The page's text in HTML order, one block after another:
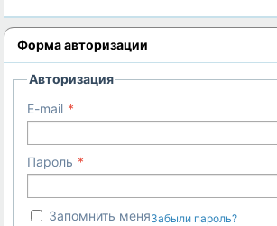
Форма авторизации
Авторизация
E-mail
Пароль
Запомнить меняЗабыли пароль?